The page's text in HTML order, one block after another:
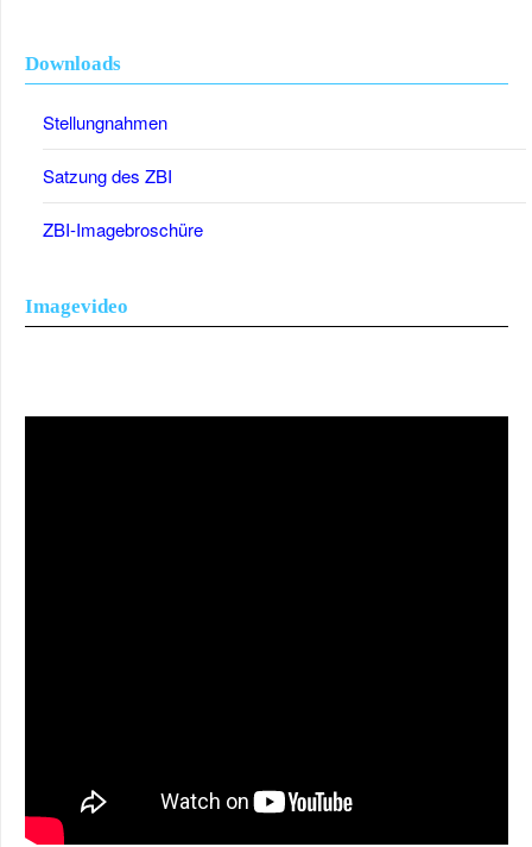
Downloads
Stellungnahmen
Satzung des ZBI
ZBI-Imagebroschüre
Imagevideo